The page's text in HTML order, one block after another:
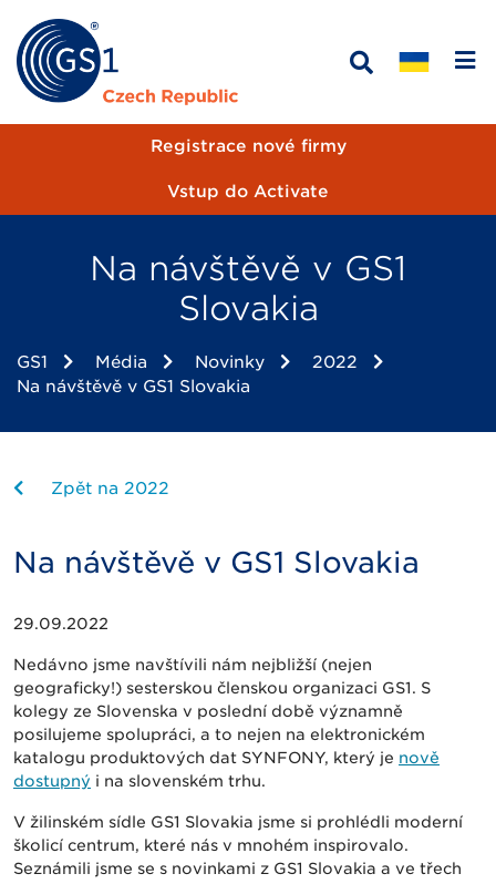
Registrace nové firmy
Vstup do Activate
Na návštěvě v GS1
Slovakia
GS1 Média Novinky
2022
Na návštěvě v GS1 Slovakia
Zpět na 2022
Na návštěvě v GS1 Slovakia
29.09.2022
Nedávno jsme navštívili nám nejbližší (nejen
geograficky!) sesterskou členskou organizaci GS1. S
kolegy ze Slovenska v poslední době významně
posilujeme spolupráci, a to nejen na elektronickém
katalogu produktových dat SYNFONY, který je nově
dostupný i na slovenském trhu.
V žilinském sídle GS1 Slovakia jsme si prohlédli moderní
školicí centrum, které nás v mnohém inspirovalo.
Seznámili jsme se s novinkami z GS1 Slovakia a ve třech